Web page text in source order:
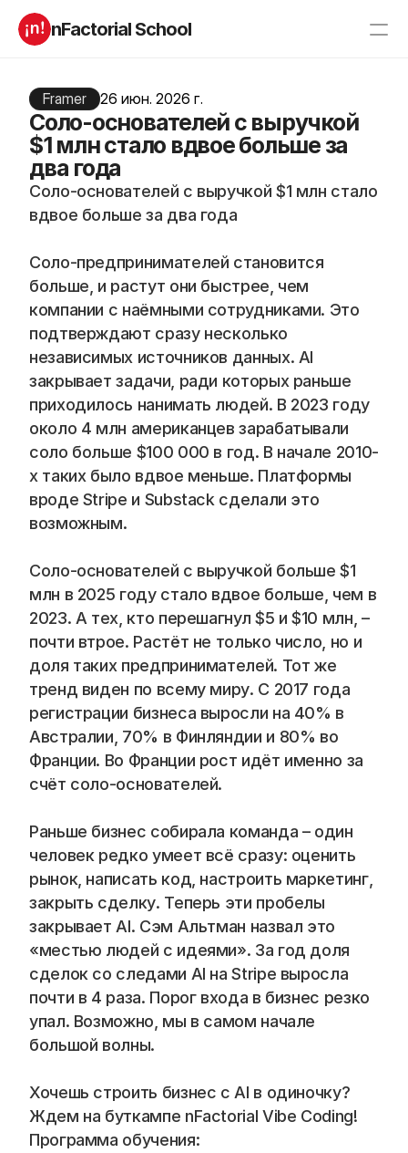
nFactorial School
О нас
Отзывы
Блог
Incubator 2026
Компаниям
Старт в ИТ
Алгоритмы
iOS с 0
Python-разработчик
Frontend на React
Product manager
Data Science c 0
Аналитик данных
QA инженер
RESOURCES
Blog
Careers
About
COMMUNITY
Join
Events
Experts
Framer 26 июн. 2026 г.
Соло-основателей с выручкой
$1 млн стало вдвое больше за
два года
Соло-основателей с выручкой $1 млн стало
вдвое больше за два года
Соло-предпринимателей становится
больше, и растут они быстрее, чем
компании с наёмными сотрудниками. Это
подтверждают сразу несколько
независимых источников данных. AI
закрывает задачи, ради которых раньше
приходилось нанимать людей. В 2023 году
около 4 млн американцев зарабатывали
соло больше $100 000 в год. В начале 2010-
х таких было вдвое меньше. Платформы
вроде Stripe и Substack сделали это
возможным.
Соло-основателей с выручкой больше $1
млн в 2025 году стало вдвое больше, чем в
2023. А тех, кто перешагнул $5 и $10 млн, –
почти втрое. Растёт не только число, но и
доля таких предпринимателей. Тот же
тренд виден по всему миру. С 2017 года
регистрации бизнеса выросли на 40% в
Австралии, 70% в Финляндии и 80% во
Франции. Во Франции рост идёт именно за
счёт соло-основателей.
Раньше бизнес собирала команда – один
человек редко умеет всё сразу: оценить
рынок, написать код, настроить маркетинг,
закрыть сделку. Теперь эти пробелы
закрывает AI. Сэм Альтман назвал это
«местью людей с идеями». За год доля
сделок со следами AI на Stripe выросла
почти в 4 раза. Порог входа в бизнес резко
упал. Возможно, мы в самом начале
большой волны.
Хочешь строить бизнес с AI в одиночку?
Ждем на буткампе nFactorial Vibe Coding!
Программа обучения: